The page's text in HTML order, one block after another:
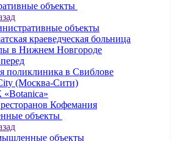
объекты
объекты
краеведческая больница
в Нижнем Новгороде
поликлиника в Свиблове
(Москва-Сити)
Кофемания
объекты
объекты